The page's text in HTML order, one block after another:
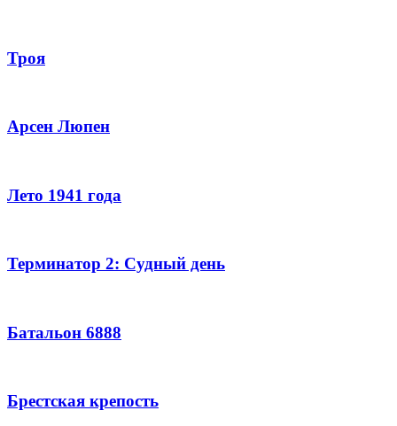
Троя
Арсен Люпен
Лето 1941 года
Терминатор 2: Судный день
Батальон 6888
Брестская крепость